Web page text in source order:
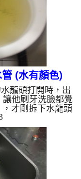
(水有顏色)
龍頭打開時，出
他刷牙洗臉都覺
才剛拆下水龍頭
沉積物，本公司
管 ，髒水一直從
物，如下圖及影
了數次，髒水內
時後，出水量變
清洗水管, 水管清
水忽冷...